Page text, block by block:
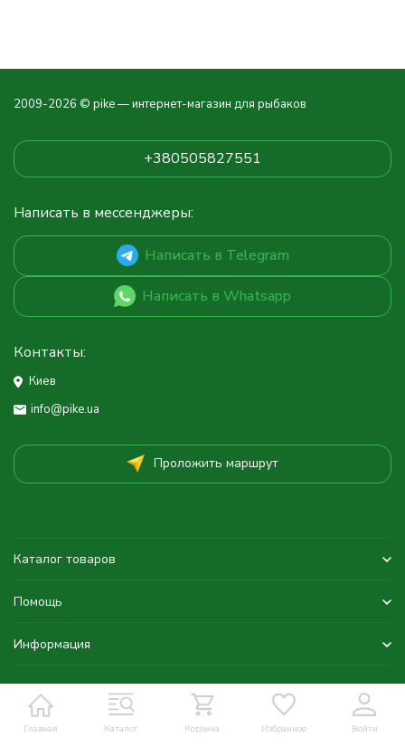
Главная Каталог Корзина Избранное Войти
2009-2026 © pike — интернет-магазин для рыбаков
+380505827551
Написать в мессенджеры:
Написать в Telegram
Написать в Whatsapp
Контакты:
Киев
info@pike.ua
Проложить маршрут
Каталог товаров
Помощь
Информация